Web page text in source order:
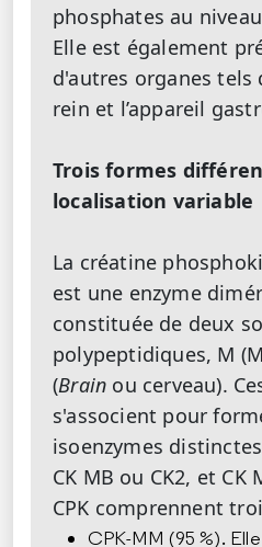
phosphates au
Elle est également
d'autres organes tels
rein et l’appareil
Trois formes
localisation variable
La créatine
est une enzyme
constituée de deux
polypeptidiques, M
(Brain ou cerveau).
s'associent pour
isoenzymes distinctes
CK MB ou CK2, et CK
CPK comprennent
CPK-MM (95 %).